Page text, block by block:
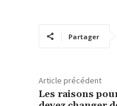
Partager
Article précédent
Les raisons